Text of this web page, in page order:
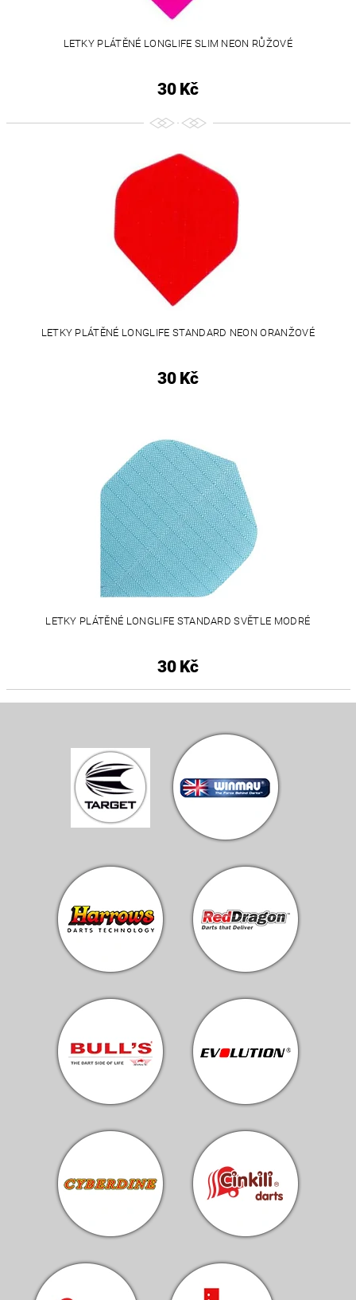
LETKY PLÁTĚNÉ LONGLIFE SLIM NEON RŮŽOVÉ
30 Kč
LETKY PLÁTĚNÉ LONGLIFE STANDARD NEON ORANŽOVÉ
30 Kč
LETKY PLÁTĚNÉ LONGLIFE STANDARD SVĚTLE MODRÉ
30 Kč